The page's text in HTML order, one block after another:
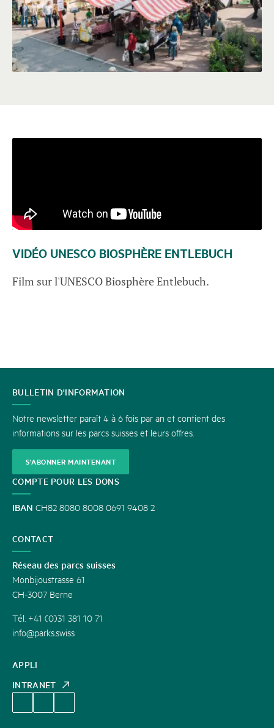
VIDÉO UNESCO BIOSPHÈRE ENTLEBUCH
Film sur l'UNESCO Biosphère Entlebuch.
CONTACT
APPLI
INTRANET
BULLETIN D'INFORMATION
Notre newsletter paraît 4 à 6 fois par an et contient des
informations sur les parcs suisses et leurs offres.
S'ABONNER MAINTENANT
COMPTE POUR LES DONS
IBAN CH82 8080 8008 0691 9408 2
CONTACT
Réseau des parcs suisses
Monbijoustrasse 61
CH-3007 Berne
Tél. +41 (0)31 381 10 71
info@parks.swiss